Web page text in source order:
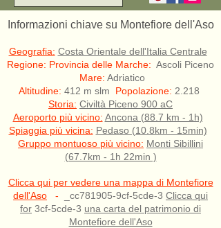
Informazioni chiave su Montefiore dell'Aso
Geografia: Costa Orientale dell'Italia Centrale
Regione: Provincia delle Marche: Ascoli Piceno
Mare: Adriatico
Altitudine: 412 m slm Popolazione: 2.218
Storia: Civiltà Piceno 900 aC
Aeroporto più vicino: Ancona (88.7 km - 1h)
Spiaggia più vicina: Pedaso (10.8km - 15min)
Gruppo montuoso più vicino: Monti Sibillini
(67.7km - 1h 22min )
Clicca qui per vedere una mappa di Montefiore
dell'Aso - _cc781905-9cf-5cde-3 Clicca qui
for 3cf-5cde-3 una carta del patrimonio di
Montefiore dell'Aso